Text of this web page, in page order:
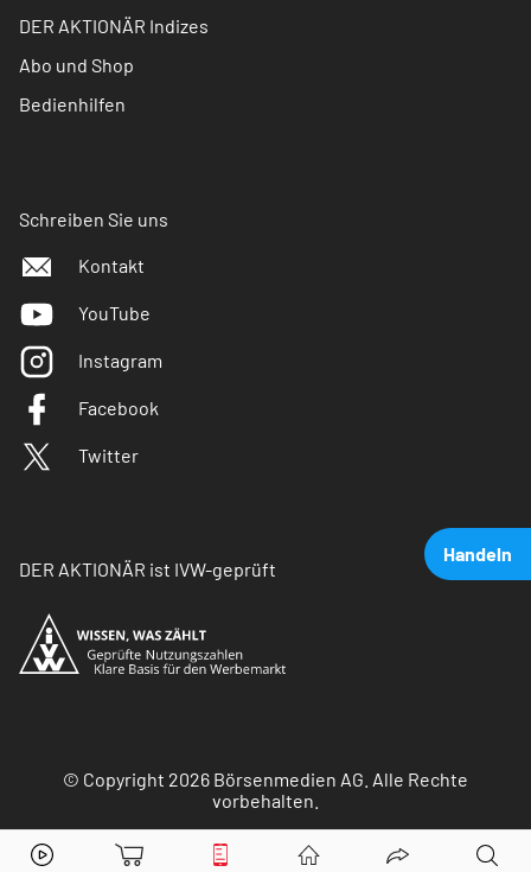
Handeln
The Trade Desk Aktie jetzt handeln?
DER AKTIONÄR Indizes
Abo und Shop
Bedienhilfen
Schreiben Sie uns
Kontakt
YouTube
Instagram
Facebook
Twitter
DER AKTIONÄR ist IVW-geprüft
© Copyright 2026 Börsenmedien AG. Alle Rechte
vorbehalten.